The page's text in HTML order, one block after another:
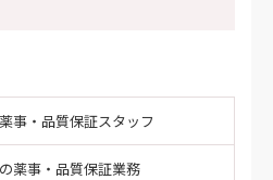
事・品質保証スタッフ
薬事・品質保証業務